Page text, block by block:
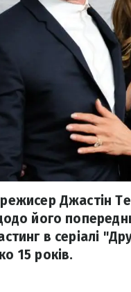
Джастін
його
в серіалі
15 років.